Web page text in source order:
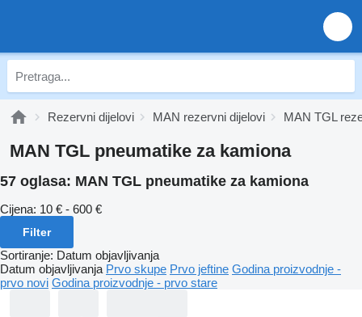
Rezervni dijelovi MAN rezervni dijelovi MAN TGL
MAN TGL pneumatikе za kamiona
57 oglasa: MAN TGL pneumatikе za kamiona
Cijena: 10 € - 600 €
Filter
Sortiranje: Datum objavljivanja
Datum objavljivanja Prvo skupe Prvo jeftine Godina proizvodnje -
prvo novi Godina proizvodnje - prvo stare